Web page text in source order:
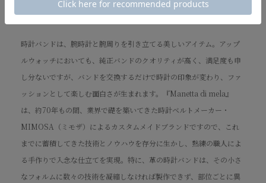
熟練の技。
時計バンドは、腕時計と腕周りを引き立てる美しいアイテム。アップ
ルウォッチにおいても、純正バンドのクオリティが高く、満足度も申
し分ないですが、バンドを交換するだけで時計の印象が変わり、ファ
ッションとして楽しむ面白さが生まれます。『Manetta di mela』
は、約70年もの間、業界で礎を築いてきた時計ベルトメーカー・
MIMOSA（ミモザ）によるカスタムメイドブランドですので、これ
までに蓄積してきた技術とノウハウを存分に生かし、熟練の職人によ
る手作りで入念な仕立てを実現。特に、革の時計バンドは、その小さ
なフォルムに数々の技術を凝縮しなければ製作できず、部位ごとに異